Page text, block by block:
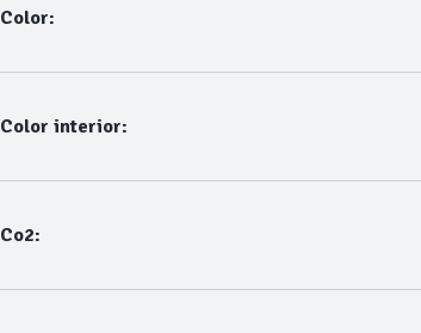
Color:
Color interior:
Co2: